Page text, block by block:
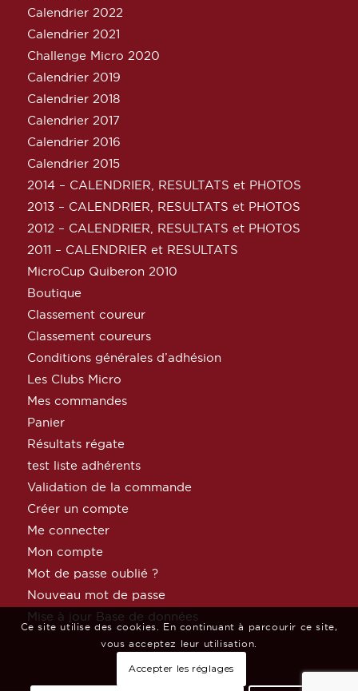
Calendrier 2022
Calendrier 2021
Challenge Micro 2020
Calendrier 2019
Calendrier 2018
Calendrier 2017
Calendrier 2016
Calendrier 2015
2014 – CALENDRIER, RESULTATS et PHOTOS
2013 – CALENDRIER, RESULTATS et PHOTOS
2012 – CALENDRIER, RESULTATS et PHOTOS
2011 – CALENDRIER et RESULTATS
MicroCup Quiberon 2010
Boutique
Classement coureur
Classement coureurs
Conditions générales d’adhésion
Les Clubs Micro
Mes commandes
Panier
Résultats régate
test liste adhérents
Validation de la commande
Créer un compte
Me connecter
Mon compte
Mot de passe oublié ?
Nouveau mot de passe
Mise à jour Base de données
Ce site utilise des cookies. En continuant à parcourir ce site,
vous acceptez leur utilisation.
Accepter les réglages